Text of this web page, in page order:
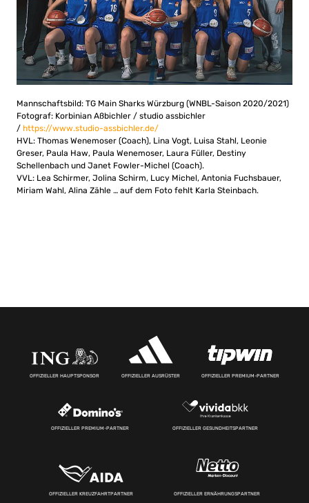
Mannschaftsbild: TG Main Sharks Würzburg (WNBL-Saison 2020/2021)
Fotograf: Korbinian Aßbichler / studio assbichler
/ https://www.studio-assbichler.de/
HVL: Thomas Wenemoser (Coach), Lina Vogt, Luisa Stahl, Leonie
Greser, Paula Haw, Paula Wenemoser, Laura Füller, Destiny
Schellenbach und Janet Fowler-Michel (Coach).
VVL: Lea Schirmer, Jolina Schirm, Lucy Michel, Antonia Fuchsbauer,
Miriam Wahl, Alina Zähle … auf dem Foto fehlt Karla Steinbach.
OFFIZIELLER HAUPTSPONSOR OFFIZIELLER AUSRÜSTER OFFIZIELLER PREMIUM-PARTNER
OFFIZIELLER PREMIUM-PARTNER OFFIZIELLER GESUNDHEITSPARTNER
OFFIZIELLER KREUZFAHRTPARTNER OFFIZIELLER ERNÄHRUNGSPARTNER